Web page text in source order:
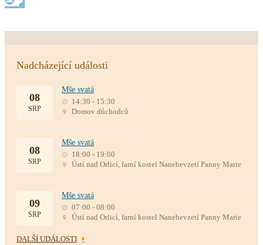
Nadcházející události
08
SRP
Mše svatá
14:30 - 15:30
Domov důchodců
08
SRP
Mše svatá
18:00 - 19:00
Ústí nad Orlicí, farní kostel Nanebevzetí Panny Marie
09
SRP
Mše svatá
07:00 - 08:00
Ústí nad Orlicí, farní kostel Nanebevzetí Panny Marie
DALŠÍ UDÁLOSTI